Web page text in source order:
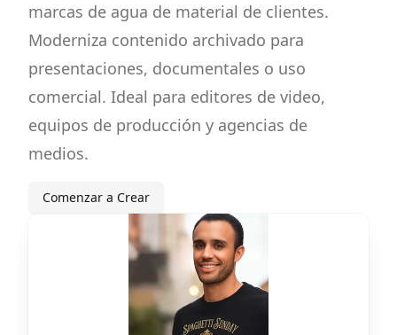
marcas de agua de material de clientes.
Moderniza contenido archivado para
presentaciones, documentales o uso
comercial. Ideal para editores de video,
equipos de producción y agencias de
medios.
Comenzar a Crear